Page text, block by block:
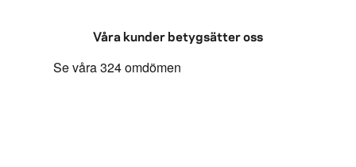
Våra kunder betygsätter oss